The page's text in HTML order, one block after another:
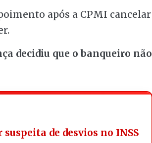
após a CPMI cancelar
decidiu que o banqueiro não
de desvios no INSS